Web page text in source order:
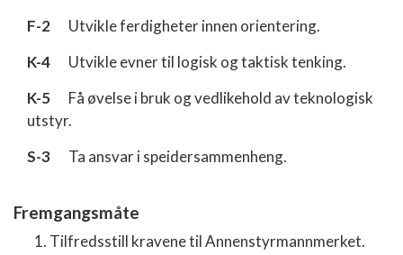
F-2
Utvikle ferdigheter innen orientering.
K-4
Utvikle evner til logisk og taktisk tenking.
K-5
Få øvelse i bruk og vedlikehold av teknologisk
utstyr.
S-3
Ta ansvar i speidersammenheng.
Fremgangsmåte
Tilfredsstill kravene til Annenstyrmannmerket.